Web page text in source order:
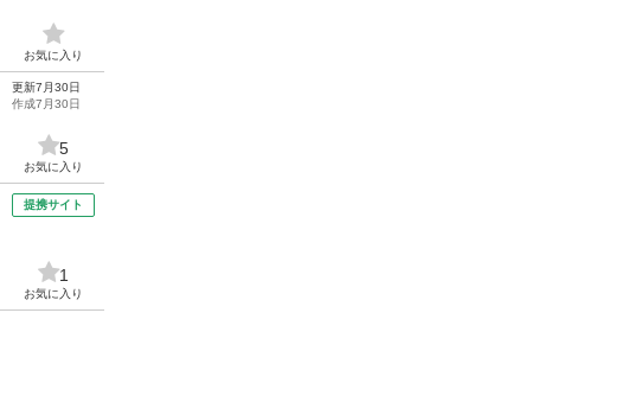
お気に入り
更新7月30日
作成7月30日
5
お気に入り
提携サイト
1
お気に入り